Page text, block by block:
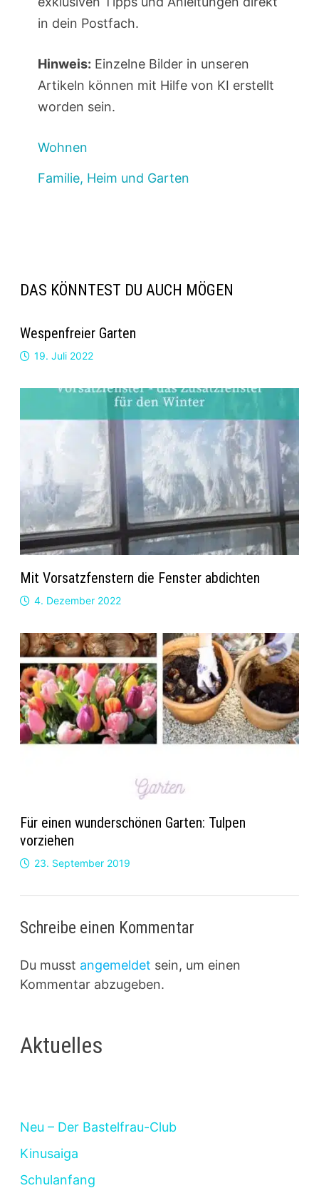
in dein Postfach.
Hinweis: Einzelne Bilder in unseren
Artikeln können mit Hilfe von KI erstellt
worden sein.
Wohnen
Familie, Heim und Garten
DAS KÖNNTEST DU AUCH MÖGEN
Wespenfreier Garten
19. Juli 2022
Mit Vorsatzfenstern die Fenster abdichten
4. Dezember 2022
Für einen wunderschönen Garten: Tulpen
vorziehen
23. September 2019
Schreibe einen Kommentar
Du musst angemeldet sein, um einen
Kommentar abzugeben.
Aktuelles
Neu – Der Bastelfrau-Club
Kinusaiga
Schulanfang